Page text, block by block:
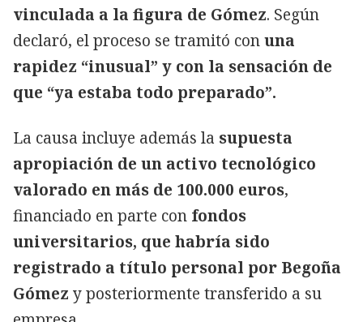
vinculada a la figura de Gómez. Según
declaró, el proceso se tramitó conuna
rapidez “inusual” y con la sensación de
que “ya estaba todo preparado”.
La causa incluye además la supuesta
apropiación de un activo tecnológico
valorado en más de 100.000 euros,
financiado en parte con fondos
universitarios, que habría sido
registrado a título personal por Begoña
Gómez y posteriormente transferido a su